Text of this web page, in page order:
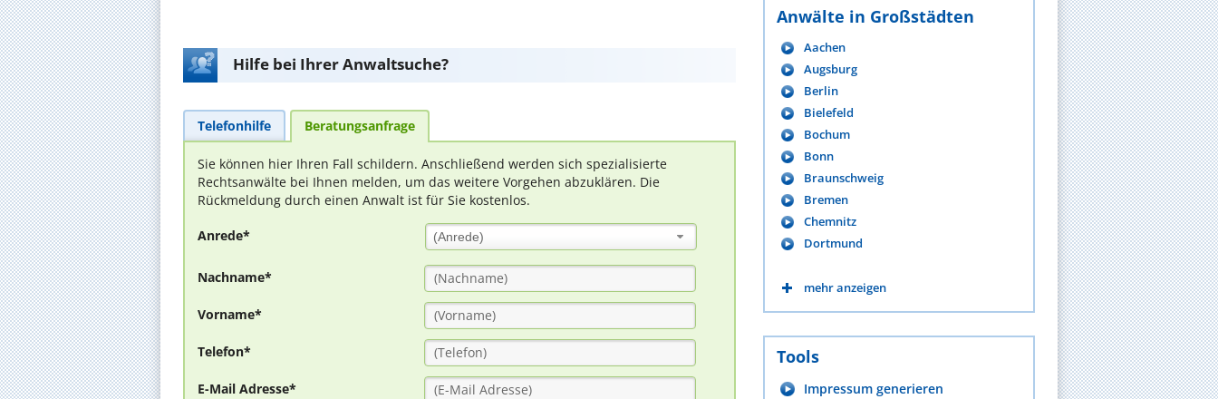
Hilfe bei Ihrer Anwaltsuche?
Telefonhilfe Beratungsanfrage
Sie können hier Ihren Fall schildern. Anschließend werden sich spezialisierte
Rechtsanwälte bei Ihnen melden, um das weitere Vorgehen abzuklären. Die
Rückmeldung durch einen Anwalt ist für Sie kostenlos.
Anrede* (Anrede)
Nachname*
Vorname*
Telefon*
E-Mail Adresse*
Anwälte in Großstädten
Aachen
Augsburg
Berlin
Bielefeld
Bochum
Bonn
Braunschweig
Bremen
Chemnitz
Dortmund
mehr anzeigen
Tools
Impressum generieren